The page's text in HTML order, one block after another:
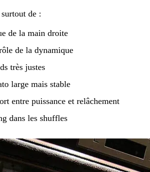
de :
de la main droite
de la dynamique
très justes
large mais stable
entre puissance et relâchement
dans les shuffles